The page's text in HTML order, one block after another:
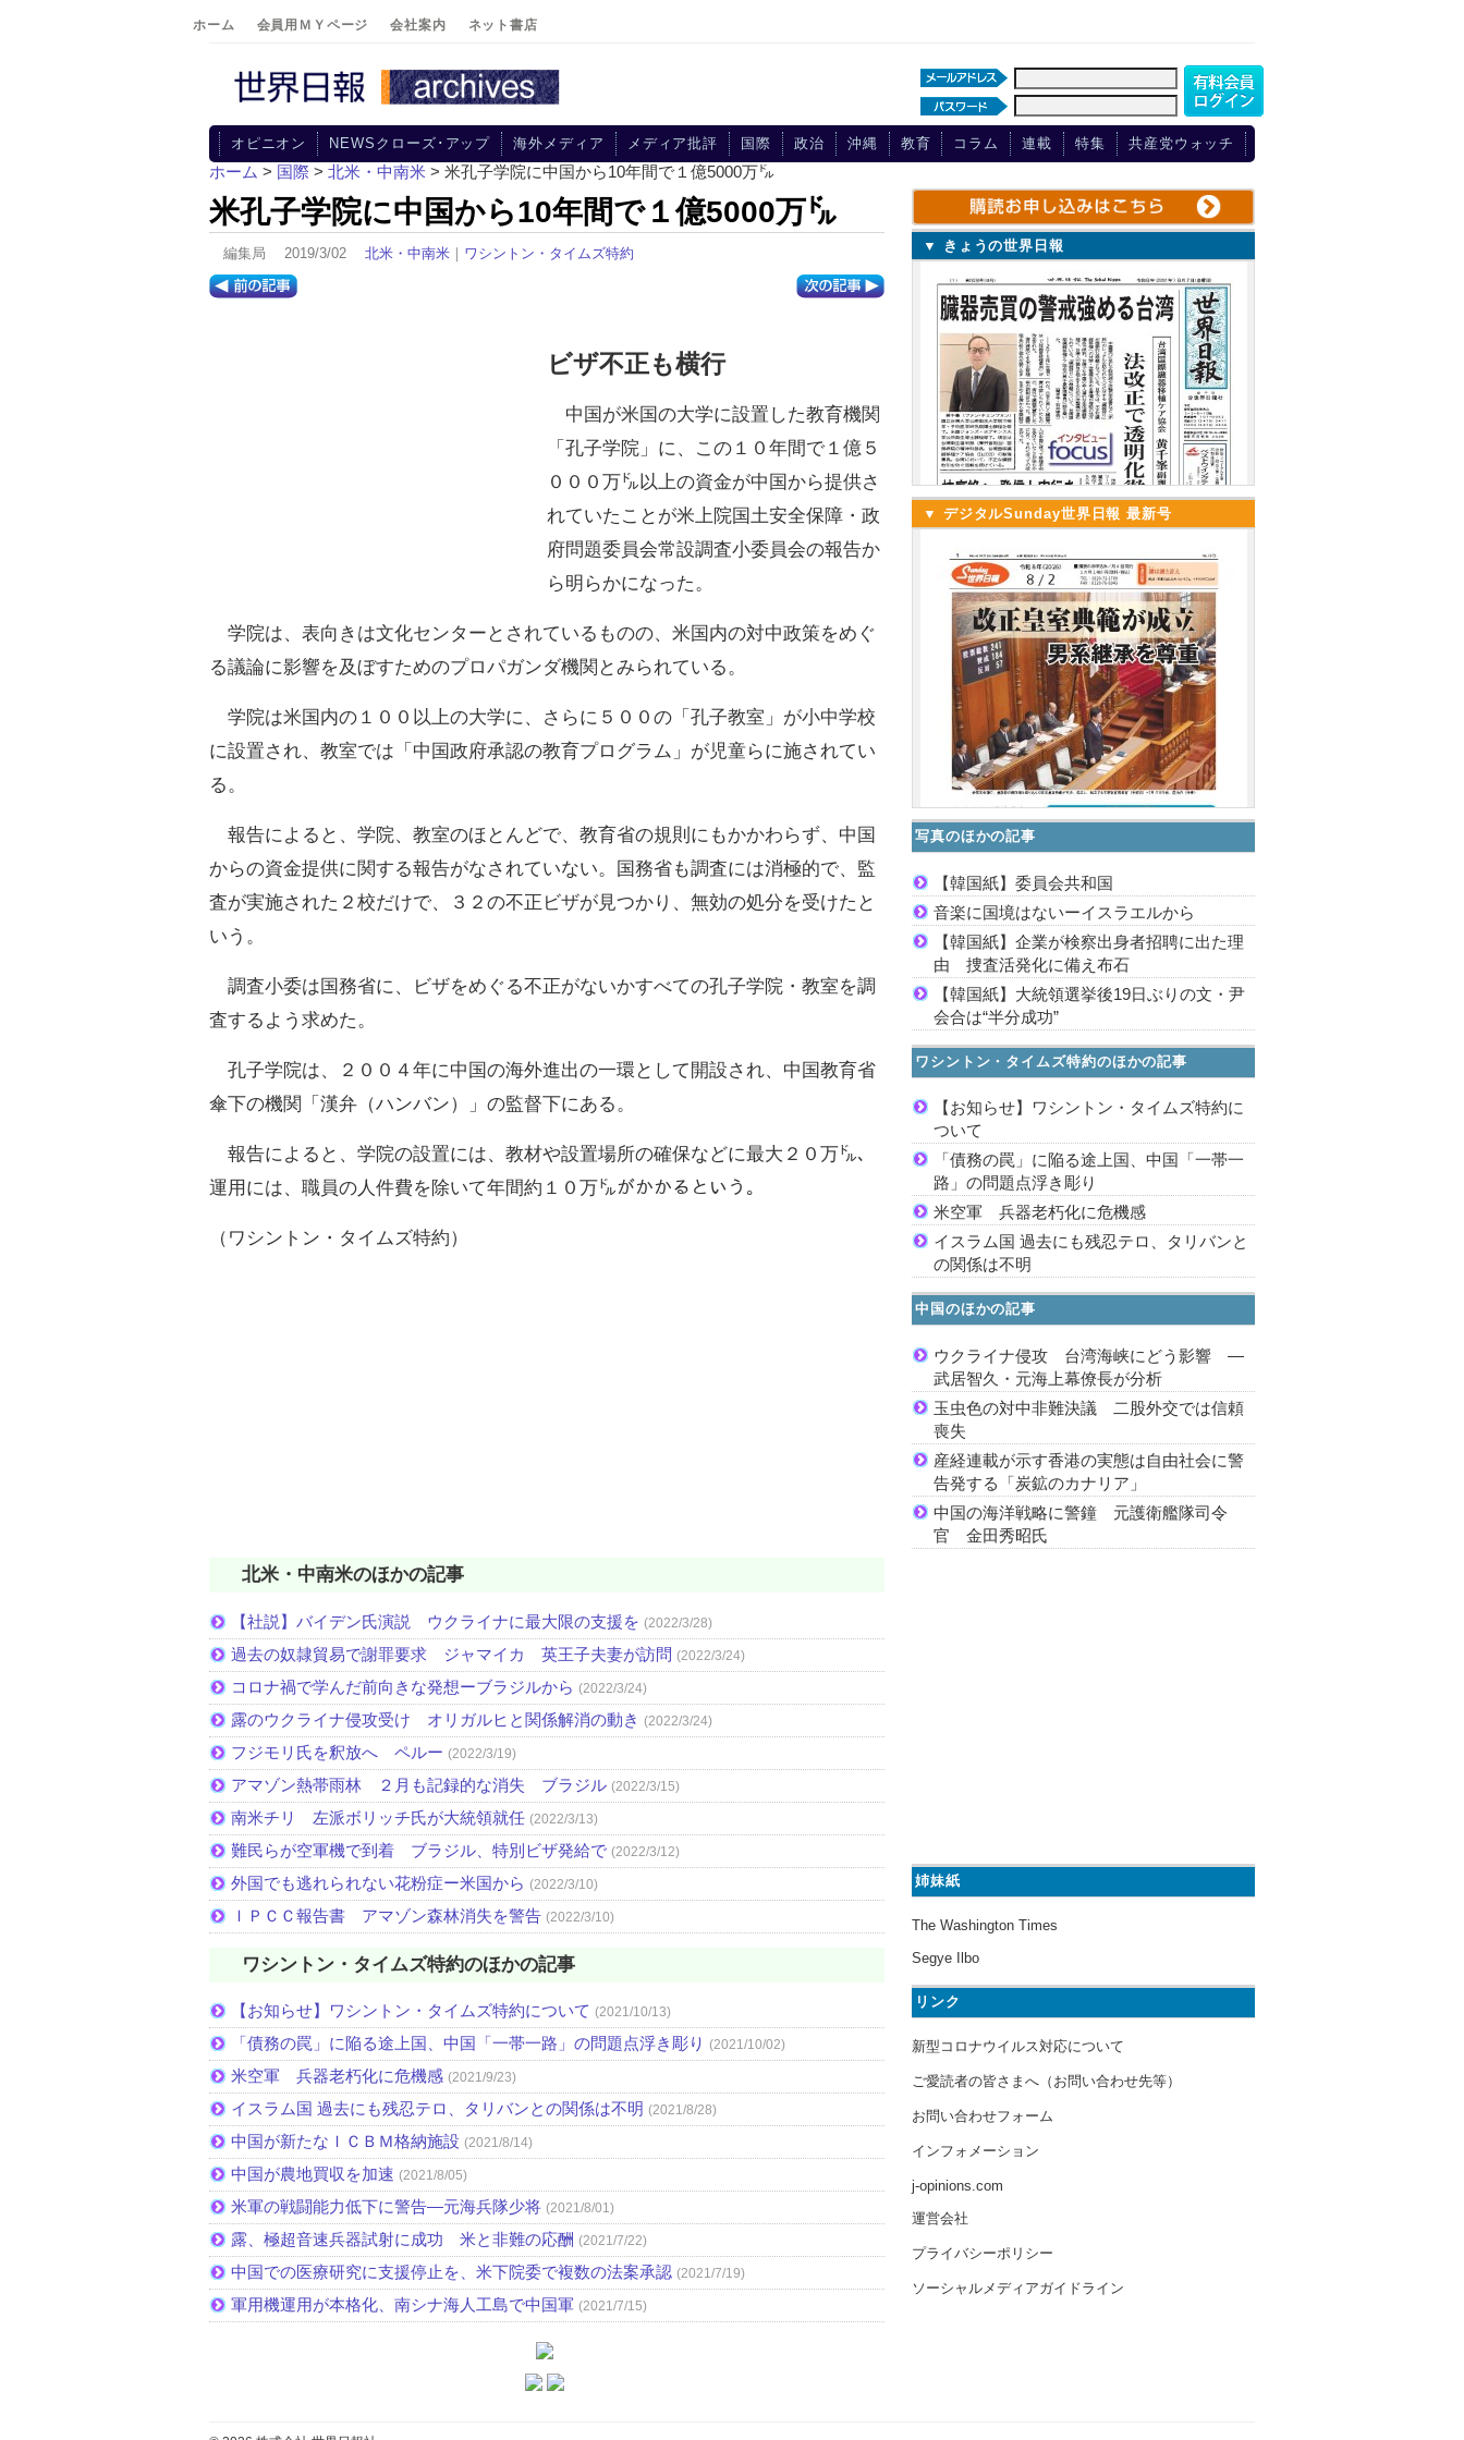
ホーム 会員用ＭＹページ 会社案内 ネット書店
オピニオン NEWSクローズ･アップ 海外メディア メディア批評 国際 政治 沖縄 教育 コラム 連載 特集 共産党ウォッチ
ホーム > 国際 > 北米・中南米 > 米孔子学院に中国から10年間で１億5000万㌦
米孔子学院に中国から10年間で１億5000万㌦
編集局 2019/3/02 北米・中南米 ｜ ワシントン・タイムズ特約
ビザ不正も横行
中国が米国の大学に設置した教育機関
「孔子学院」に、この１０年間で１億５
０００万㌦以上の資金が中国から提供さ
れていたことが米上院国土安全保障・政
府問題委員会常設調査小委員会の報告か
ら明らかになった。
学院は、表向きは文化センターとされているものの、米国内の対中政策をめぐ
る議論に影響を及ぼすためのプロパガンダ機関とみられている。
学院は米国内の１００以上の大学に、さらに５００の「孔子教室」が小中学校
に設置され、教室では「中国政府承認の教育プログラム」が児童らに施されてい
る。
報告によると、学院、教室のほとんどで、教育省の規則にもかかわらず、中国
からの資金提供に関する報告がなされていない。国務省も調査には消極的で、監
査が実施された２校だけで、３２の不正ビザが見つかり、無効の処分を受けたと
いう。
調査小委は国務省に、ビザをめぐる不正がないかすべての孔子学院・教室を調
査するよう求めた。
孔子学院は、２００４年に中国の海外進出の一環として開設され、中国教育省
傘下の機関「漢弁（ハンバン）」の監督下にある。
報告によると、学院の設置には、教材や設置場所の確保などに最大２０万㌦、
運用には、職員の人件費を除いて年間約１０万㌦がかかるという。
（ワシントン・タイムズ特約）
北米・中南米のほかの記事
【社説】バイデン氏演説 ウクライナに最大限の支援を (2022/3/28)
過去の奴隷貿易で謝罪要求 ジャマイカ 英王子夫妻が訪問 (2022/3/24)
コロナ禍で学んだ前向きな発想ーブラジルから (2022/3/24)
露のウクライナ侵攻受け オリガルヒと関係解消の動き (2022/3/24)
フジモリ氏を釈放へ ペルー (2022/3/19)
アマゾン熱帯雨林 ２月も記録的な消失 ブラジル (2022/3/15)
南米チリ 左派ボリッチ氏が大統領就任 (2022/3/13)
難民らが空軍機で到着 ブラジル、特別ビザ発給で (2022/3/12)
外国でも逃れられない花粉症ー米国から (2022/3/10)
ＩＰＣＣ報告書 アマゾン森林消失を警告 (2022/3/10)
ワシントン・タイムズ特約のほかの記事
【お知らせ】ワシントン・タイムズ特約について (2021/10/13)
「債務の罠」に陥る途上国、中国「一帯一路」の問題点浮き彫り (2021/10/02)
米空軍 兵器老朽化に危機感 (2021/9/23)
イスラム国 過去にも残忍テロ、タリバンとの関係は不明 (2021/8/28)
中国が新たなＩＣＢＭ格納施設 (2021/8/14)
中国が農地買収を加速 (2021/8/05)
米軍の戦闘能力低下に警告―元海兵隊少将 (2021/8/01)
露、極超音速兵器試射に成功 米と非難の応酬 (2021/7/22)
中国での医療研究に支援停止を、米下院委で複数の法案承認 (2021/7/19)
軍用機運用が本格化、南シナ海人工島で中国軍 (2021/7/15)
▼ きょうの世界日報
▼ デジタルSunday世界日報 最新号
写真のほかの記事
【韓国紙】委員会共和国
音楽に国境はないーイスラエルから
【韓国紙】企業が検察出身者招聘に出た理
由 捜査活発化に備え布石
【韓国紙】大統領選挙後19日ぶりの文・尹
会合は“半分成功”
ワシントン・タイムズ特約のほかの記事
【お知らせ】ワシントン・タイムズ特約に
ついて
「債務の罠」に陥る途上国、中国「一帯一
路」の問題点浮き彫り
米空軍 兵器老朽化に危機感
イスラム国 過去にも残忍テロ、タリバンと
の関係は不明
中国のほかの記事
ウクライナ侵攻 台湾海峡にどう影響 ―
武居智久・元海上幕僚長が分析
玉虫色の対中非難決議 二股外交では信頼
喪失
産経連載が示す香港の実態は自由社会に警
告発する「炭鉱のカナリア」
中国の海洋戦略に警鐘 元護衛艦隊司令
官 金田秀昭氏
姉妹紙
The Washington Times
Segye Ilbo
リンク
新型コロナウイルス対応について
ご愛読者の皆さまへ（お問い合わせ先等）
お問い合わせフォーム
インフォメーション
j-opinions.com
運営会社
プライバシーポリシー
ソーシャルメディアガイドライン